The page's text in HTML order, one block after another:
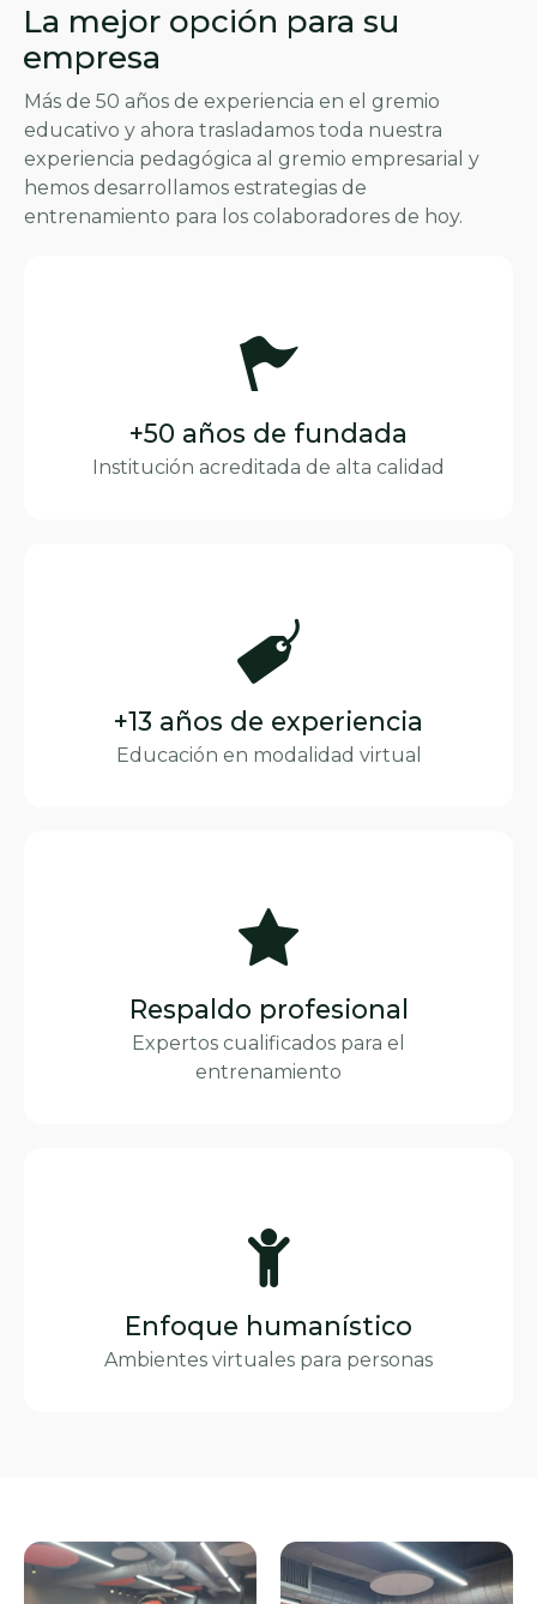
La mejor opción para su
empresa
Más de 50 años de experiencia en el gremio
educativo y ahora trasladamos toda nuestra
experiencia pedagógica al gremio empresarial y
hemos desarrollamos estrategias de
entrenamiento para los colaboradores de hoy.
+50 años de fundada
Institución acreditada de alta calidad
+13 años de experiencia
Educación en modalidad virtual
Respaldo profesional
Expertos cualificados para el
entrenamiento
Enfoque humanístico
Ambientes virtuales para personas